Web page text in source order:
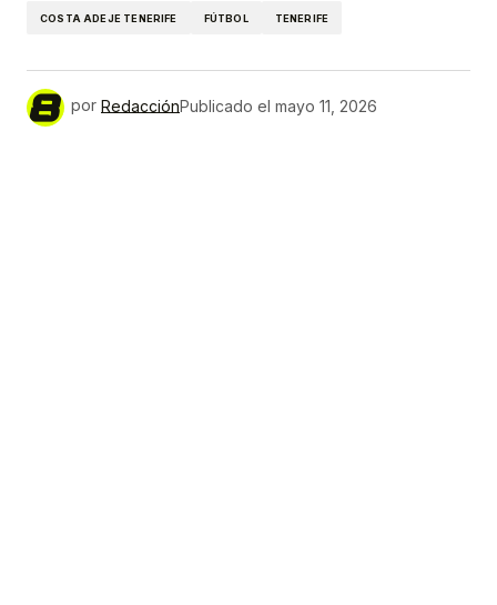
COSTA ADEJE TENERIFE FÚTBOL TENERIFE
por RedacciónPublicado el mayo 11, 2026